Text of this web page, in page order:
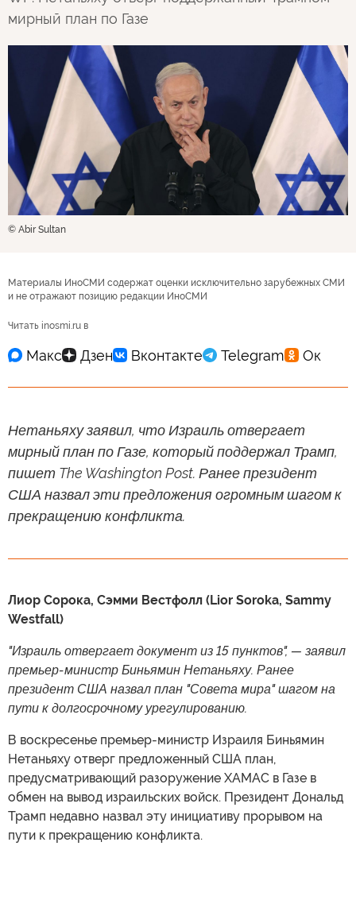
мирный план по Газе
© Abir Sultan
Материалы ИноСМИ содержат оценки исключительно зарубежных СМИ
и не отражают позицию редакции ИноСМИ
Читать inosmi.ru в
Нетаньяху заявил, что Израиль отвергает
мирный план по Газе, который поддержал Трамп,
пишет The Washington Post. Ранее президент
США назвал эти предложения огромным шагом к
прекращению конфликта.
Лиор Сорока, Сэмми Вестфолл (Lior Soroka, Sammy
Westfall)
"Израиль отвергает документ из 15 пунктов", — заявил
премьер-министр Биньямин Нетаньяху. Ранее
президент США назвал план "Совета мира" шагом на
пути к долгосрочному урегулированию.
В воскресенье премьер-министр Израиля Биньямин
Нетаньяху отверг предложенный США план,
предусматривающий разоружение ХАМАС в Газе в
обмен на вывод израильских войск. Президент Дональд
Трамп недавно назвал эту инициативу прорывом на
пути к прекращению конфликта.